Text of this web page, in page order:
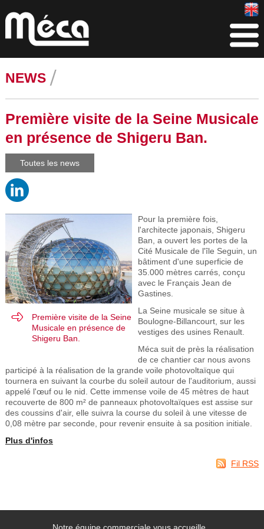
NEWS
Première visite de la Seine Musicale
en présence de Shigeru Ban.
Toutes les news
Première visite de la Seine
Musicale en présence de
Shigeru Ban.
Pour la première fois,
l'architecte japonais, Shigeru
Ban, a ouvert les portes de la
Cité Musicale de l'île Seguin, un
bâtiment d'une superficie de
35.000 mètres carrés, conçu
avec le Français Jean de
Gastines.
La Seine musicale se situe à
Boulogne-Billancourt, sur les
vestiges des usines Renault.
Méca suit de près la réalisation
de ce chantier car nous avons
participé à la réalisation de la grande voile photovoltaïque qui
tournera en suivant la courbe du soleil autour de l'auditorium, aussi
appelé l'œuf ou le nid. Cette immense voile de 45 mètres de haut
recouverte de 800 m² de panneaux photovoltaïques est assise sur
des coussins d'air, elle suivra la course du soleil à une vitesse de
0,08 mètre par seconde, pour revenir ensuite à sa position initiale.
Plus d'infos
Fil RSS